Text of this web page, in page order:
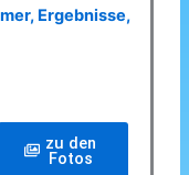
Ergebnisse,
zu den
Fotos